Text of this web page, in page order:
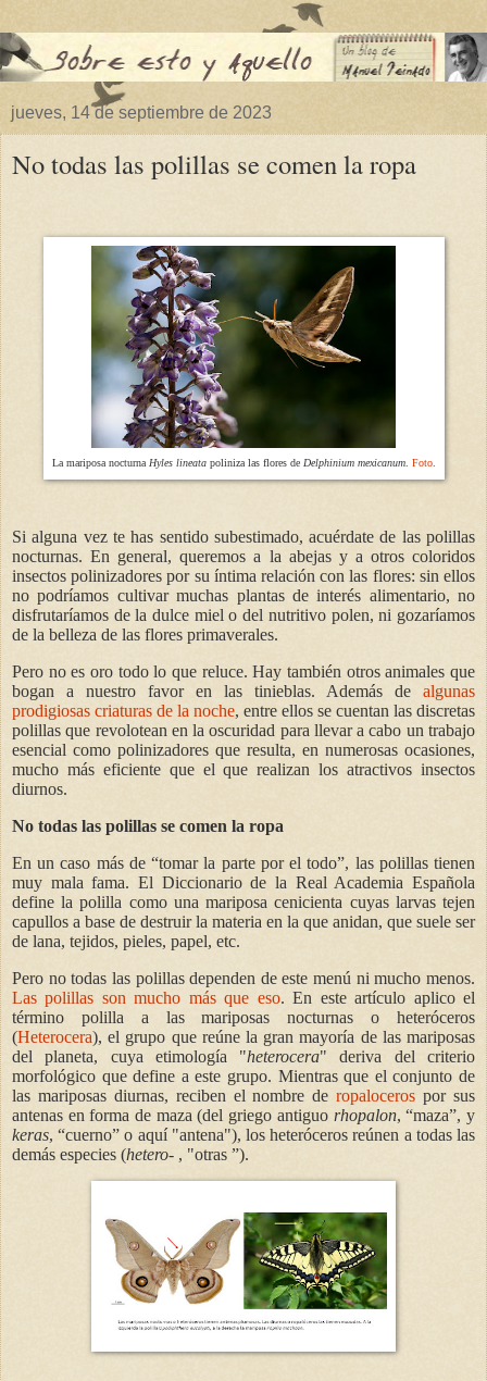
jueves, 14 de septiembre de 2023
No todas las polillas se comen la ropa
La mariposa nocturna Hyles lineatapoliniza las flores de Delphinium mexicanum. Foto.
Si alguna vez te has sentido subestimado, acuérdate de las polillas
nocturnas. En general, queremos a la abejas y a otros coloridos
insectos polinizadores por su íntima relación con las flores: sin ellos
no podríamos cultivar muchas plantas de interés alimentario, no
disfrutaríamos de la dulce miel o del nutritivo polen, ni gozaríamos
de la belleza de las flores primaverales.
Pero no es oro todo lo que reluce. Hay también otros animales que
bogan a nuestro favor en las tinieblas. Además de algunas
prodigiosas criaturas de la noche, entre ellos se cuentan las discretas
polillas que revolotean en la oscuridad para llevar a cabo un trabajo
esencial como polinizadores que resulta, en numerosas ocasiones,
mucho más eficiente que el que realizan los atractivos insectos
diurnos.
No todas las polillas se comen la ropa
En un caso más de “tomar la parte por el todo”, las polillas tienen
muy mala fama. El Diccionario de la Real Academia Española
define la polilla como una mariposa cenicienta cuyas larvas tejen
capullos a base de destruir la materia en la que anidan, que suele ser
de lana, tejidos, pieles, papel, etc.
Pero no todas las polillas dependen de este menú ni mucho menos.
Las polillas son mucho más que eso. En este artículo aplico el
término polilla a las mariposas nocturnas o heteróceros
(Heterocera), el grupo que reúne la gran mayoría de las mariposas
del planeta, cuya etimología "heterocera" deriva del criterio
morfológico que define a este grupo. Mientras que el conjunto de
las mariposas diurnas, reciben el nombre deropalocerospor sus
antenas en forma de maza (del griego antiguo rhopalon, “maza”, y
keras, “cuerno” o aquí "antena"), los heteróceros reúnen a todas las
demás especies (hetero- , "otras ”).